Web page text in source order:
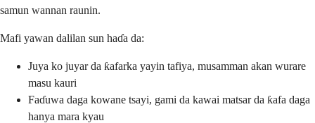
samun wannan raunin.
Mafi yawan dalilan sun haɗa da:
Juya ko juyar da ƙafarka yayin tafiya, musamman akan wurare
masu kauri
Faɗuwa daga kowane tsayi, gami da kawai matsar da ƙafa daga
hanya mara kyau